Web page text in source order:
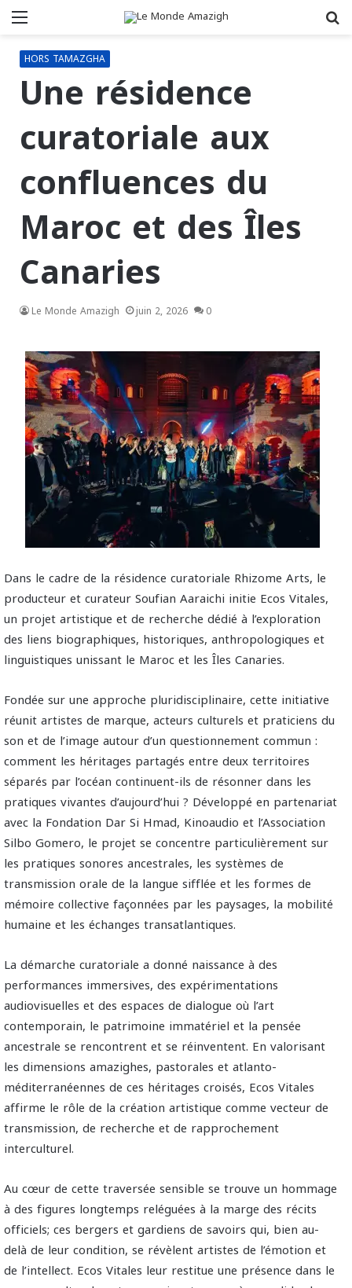
HORS TAMAZGHA
Une résidence
curatoriale aux
confluences du
Maroc et des Îles
Canaries
Le Monde Amazigh juin 2, 2026 0
Dans le cadre de la résidence curatoriale Rhizome Arts, le
producteur et curateur Soufian Aaraichi initie Ecos Vitales,
un projet artistique et de recherche dédié à l’exploration
des liens biographiques, historiques, anthropologiques et
linguistiques unissant le Maroc et les Îles Canaries.
Fondée sur une approche pluridisciplinaire, cette initiative
réunit artistes de marque, acteurs culturels et praticiens du
son et de l’image autour d’un questionnement commun :
comment les héritages partagés entre deux territoires
séparés par l’océan continuent-ils de résonner dans les
pratiques vivantes d’aujourd’hui ? Développé en partenariat
avec la Fondation Dar Si Hmad, Kinoaudio et l’Association
Silbo Gomero, le projet se concentre particulièrement sur
les pratiques sonores ancestrales, les systèmes de
transmission orale de la langue sifflée et les formes de
mémoire collective façonnées par les paysages, la mobilité
humaine et les échanges transatlantiques.
La démarche curatoriale a donné naissance à des
performances immersives, des expérimentations
audiovisuelles et des espaces de dialogue où l’art
contemporain, le patrimoine immatériel et la pensée
ancestrale se rencontrent et se réinventent. En valorisant
les dimensions amazighes, pastorales et atlanto-
méditerranéennes de ces héritages croisés, Ecos Vitales
affirme le rôle de la création artistique comme vecteur de
transmission, de recherche et de rapprochement
interculturel.
Au cœur de cette traversée sensible se trouve un hommage
à des figures longtemps reléguées à la marge des récits
officiels; ces bergers et gardiens de savoirs qui, bien au-
delà de leur condition, se révèlent artistes de l’émotion et
de l’intellect. Ecos Vitales leur restitue une présence dans le